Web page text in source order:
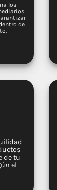
los
de
de tu
el